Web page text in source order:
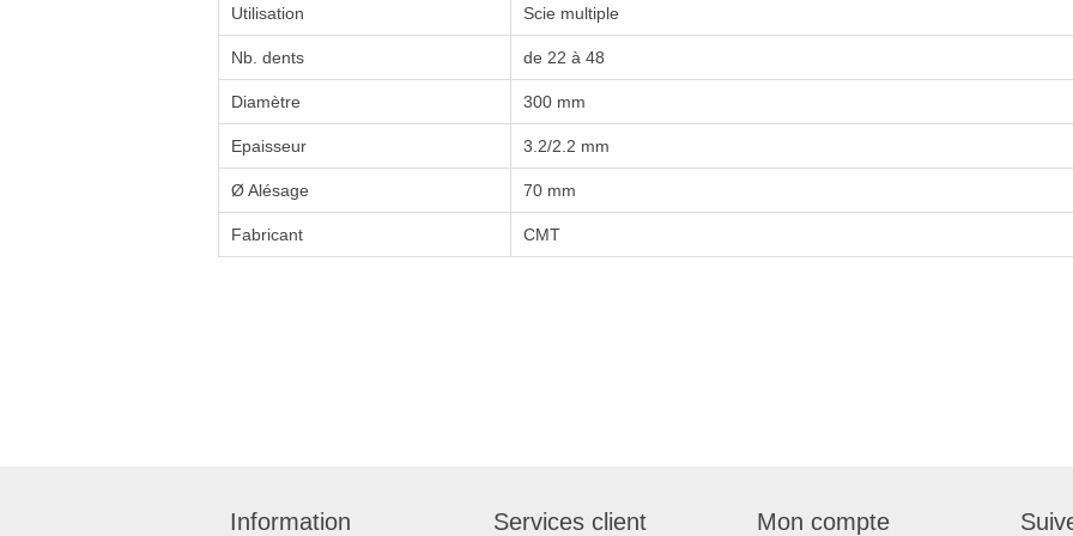
Utilisation Scie multiple
Nb. dents de 22 à 48
Diamètre 300 mm
Epaisseur 3.2/2.2 mm
Ø Alésage 70 mm
Fabricant CMT
Information Services client Mon compte